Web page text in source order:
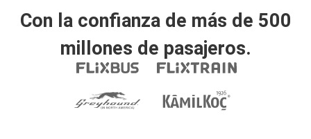
Con la confianza de más de 500
millones de pasajeros.